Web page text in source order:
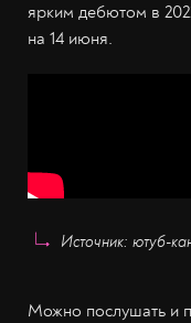
ярким дебютом в
на 14 июня.
Источник: ютуб-
Можно послушать и